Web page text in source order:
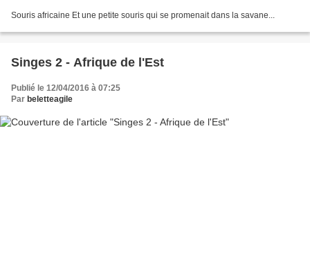
Souris africaine Et une petite souris qui se promenait dans la savane...
Singes 2 - Afrique de l'Est
Publié le 12/04/2016 à 07:25
Par beletteagile